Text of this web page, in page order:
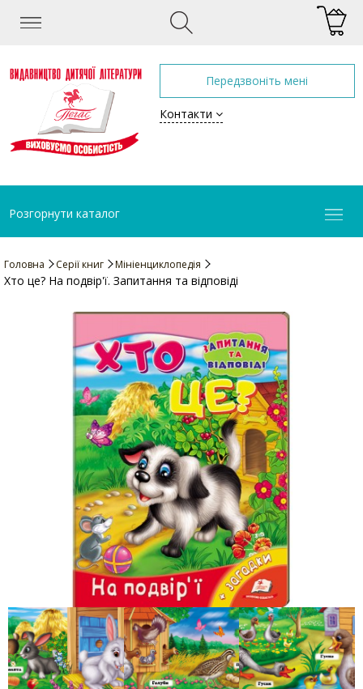
Передзвоніть мені
Контакти
Розгорнути каталог
Головна Серії книг Мініенциклопедія
Хто це? На подвір'ї. Запитання та відповіді